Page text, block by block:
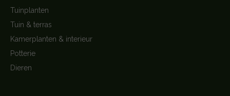
Tuinplanten
Tuin & terras
Kamerplanten & interieur
Potterie
Dieren